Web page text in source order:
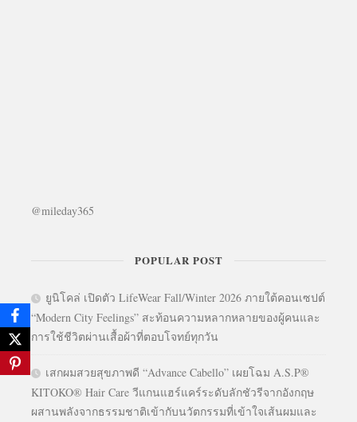
@mileday365
POPULAR POST
ยูนิโคล่ เปิดตัว LifeWear Fall/Winter 2026 ภายใต้คอนเซปต์
“Modern City Feelings” สะท้อนความหลากหลายของผู้คนและ
การใช้ชีวิตผ่านเสื้อผ้าที่ตอบโจทย์ทุกวัน
เสกผมสวยสุขภาพดี “Advance Cabello” เผยโฉม A.S.P®
KITOKO® Hair Care วีแกนแฮร์แคร์ระดับลักชัวรีจากอังกฤษ
ผสานพลังจากธรรมชาติเข้ากับนวัตกรรมที่เข้าใจเส้นผมและ